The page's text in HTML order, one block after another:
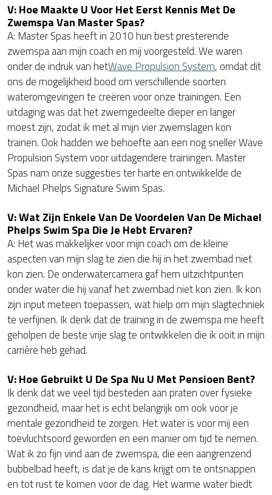
V: Hoe Maakte U Voor Het Eerst Kennis Met De
Zwemspa Van Master Spas?
A: Master Spas heeft in 2010 hun best presterende
zwemspa aan mijn coach en mij voorgesteld. We waren
onder de indruk van hetWave Propulsion System, omdat dit
ons de mogelijkheid bood om verschillende soorten
wateromgevingen te creëren voor onze trainingen. Een
uitdaging was dat het zwemgedeelte dieper en langer
moest zijn, zodat ik met al mijn vier zwemslagen kon
trainen. Ook hadden we behoefte aan een nog sneller Wave
Propulsion System voor uitdagendere trainingen. Master
Spas nam onze suggesties ter harte en ontwikkelde de
Michael Phelps Signature Swim Spas.
V: Wat Zijn Enkele Van De Voordelen Van De Michael
Phelps Swim Spa Die Je Hebt Ervaren?
A: Het was makkelijker voor mijn coach om de kleine
aspecten van mijn slag te zien die hij in het zwembad niet
kon zien. De onderwatercamera gaf hem uitzichtpunten
onder water die hij vanaf het zwembad niet kon zien. Ik kon
zijn input meteen toepassen, wat hielp om mijn slagtechniek
te verfijnen. Ik denk dat de training in de zwemspa me heeft
geholpen de beste vrije slag te ontwikkelen die ik ooit in mijn
carrière heb gehad.
V: Hoe Gebruikt U De Spa Nu U Met Pensioen Bent?
Ik denk dat we veel tijd besteden aan praten over fysieke
gezondheid, maar het is echt belangrijk om ook voor je
mentale gezondheid te zorgen. Het water is voor mij een
toevluchtsoord geworden en een manier om tijd te nemen.
Wat ik zo fijn vind aan de zwemspa, die een aangrenzend
bubbelbad heeft, is dat je de kans krijgt om te ontsnappen
en tot rust te komen voor de dag. Het warme water biedt